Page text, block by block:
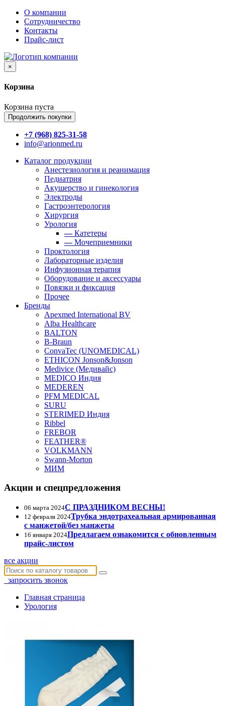
О компании
Сотрудничество
Контакты
Прайс-лист
×
Корзина
Корзина пуста
Продолжить покупки
+7 (968) 825-31-58
info@arionmed.ru
Каталог продукции
Анестезиология и реанимация
Педиатрия
Акушерство и гинекология
Электроды
Гастроэнтерология
Хирургия
Урология
—Катетеры
—Мочеприемники
Проктология
Лабораторные изделия
Инфузионная терапия
Оборудование и аксессуары
Повязки и фиксация
Прочее
Бренды
Apexmed International BV
Alba Healthcare
BALTON
B-Braun
ConvaTec (UNOMEDICAL)
ETHICON Jonson&Jonson
Medivice (Медивайс)
MEDICO Индия
MEDEREN
PFM MEDICAL
SURU
STERIMED Индия
Ribbel
FREBOR
FEATHER®
VOLKMANN
Swann-Morton
МИМ
Акции и спецпредложения
06 марта 2024С ПРАЗДНИКОМ ВЕСНЫ!
12 февраля 2024Трубка эндотрахеальная армированная
с манжетой/без манжеты
16 января 2024Предлагаем ознакомится с обновленным
прайс-листом
все акции
запросить звонок
Главная страница
Урология